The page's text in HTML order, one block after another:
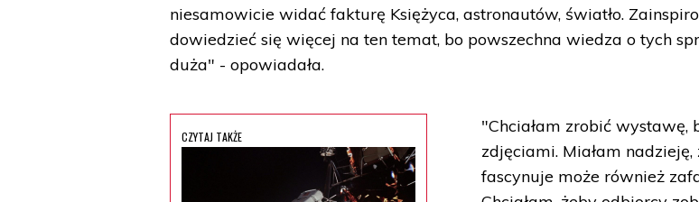
niesamowicie widać fakturę Księżyca, astronautów, światło.
dowiedzieć się więcej na ten temat, bo powszechna wiedza o tych
duża" - opowiadała.
CZYTAJ TAKŻE
"Chciałam zrobić wystawę,
zdjęciami. Miałam nadzieję,
fascynuje może również